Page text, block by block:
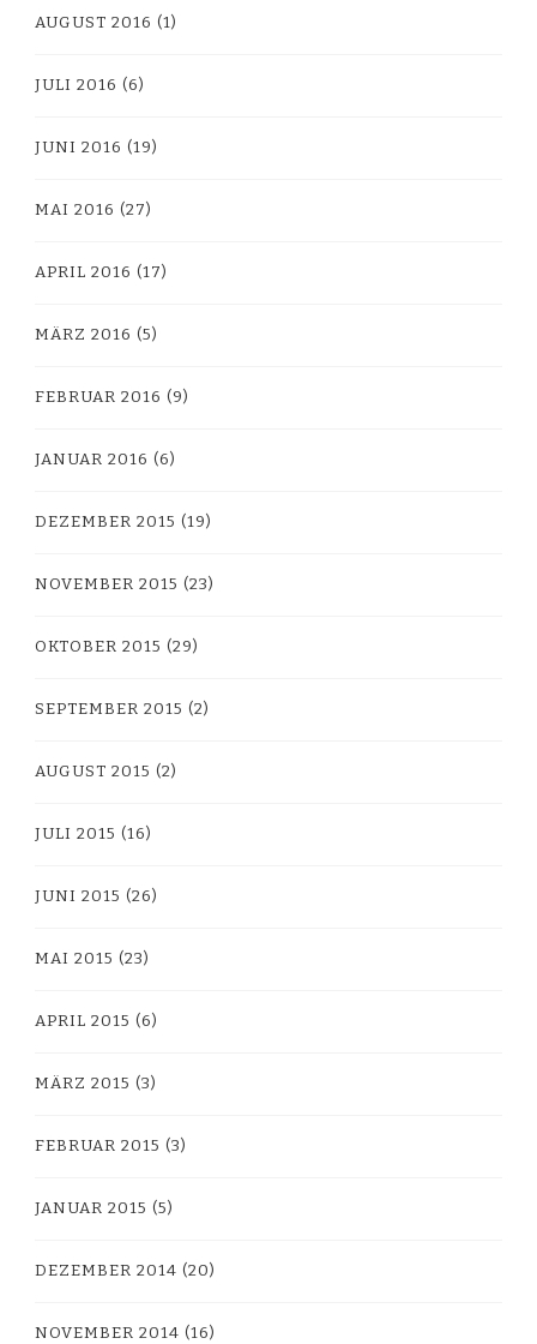
AUGUST 2016 (1)
JULI 2016 (6)
JUNI 2016 (19)
MAI 2016 (27)
APRIL 2016 (17)
MÄRZ 2016 (5)
FEBRUAR 2016 (9)
JANUAR 2016 (6)
DEZEMBER 2015 (19)
NOVEMBER 2015 (23)
OKTOBER 2015 (29)
SEPTEMBER 2015 (2)
AUGUST 2015 (2)
JULI 2015 (16)
JUNI 2015 (26)
MAI 2015 (23)
APRIL 2015 (6)
MÄRZ 2015 (3)
FEBRUAR 2015 (3)
JANUAR 2015 (5)
DEZEMBER 2014 (20)
NOVEMBER 2014 (16)